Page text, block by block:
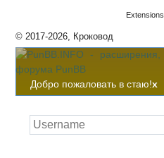
Extensions
© 2017-2026, Кроковод
Добро пожаловать в стаю!x